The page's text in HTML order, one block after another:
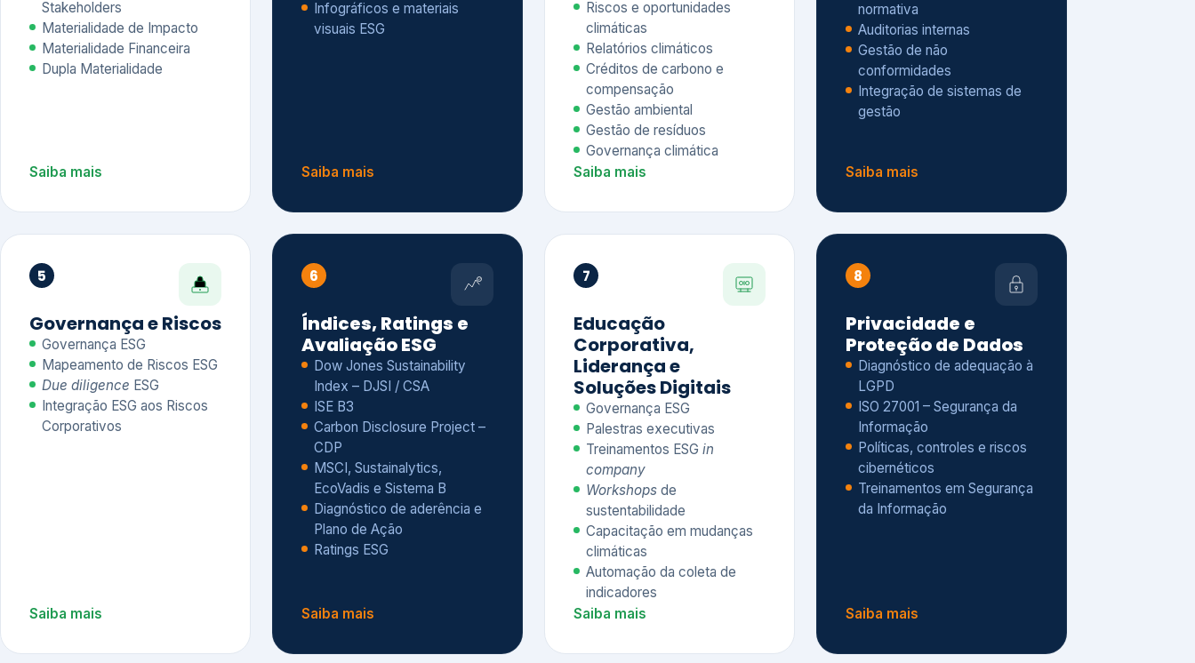
Saiba mais
Gestão de resíduos
Governança climática
Saiba mais
Saiba mais
Governança e Riscos
Due diligence
Integração ESG aos Riscos
Índices, Ratings e
Avaliação ESG
Index – DJSI / CSA
ISE B3
Carbon Disclosure Project –
CDP
MSCI, Sustainalytics,
EcoVadis e Sistema B
Diagnóstico de aderência e
Plano de Ação
Ratings ESG
Saiba mais
7
Educação
Corporativa,
Soluções Digitais
Governança ESG
Palestras executivas
Treinamentos ESG
company
Workshopsde
sustentabilidade
Capacitação em mudanças
climáticas
Automação da coleta de
indicadores
Saiba mais
Privacidade e
Proteção de Dados
LGPD
ISO 27001 – Segurança da
Informação
Políticas, controles e riscos
cibernéticos
Treinamentos em Segurança
da Informação
Saiba mais
Ver todos os serviços completos
QUEM CONFIA NA KEYASSOCIADOS